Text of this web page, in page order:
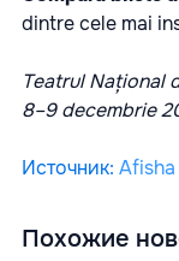
dintre cele mai
Teatrul Național
8–9 decembrie
Источник:
Похожие